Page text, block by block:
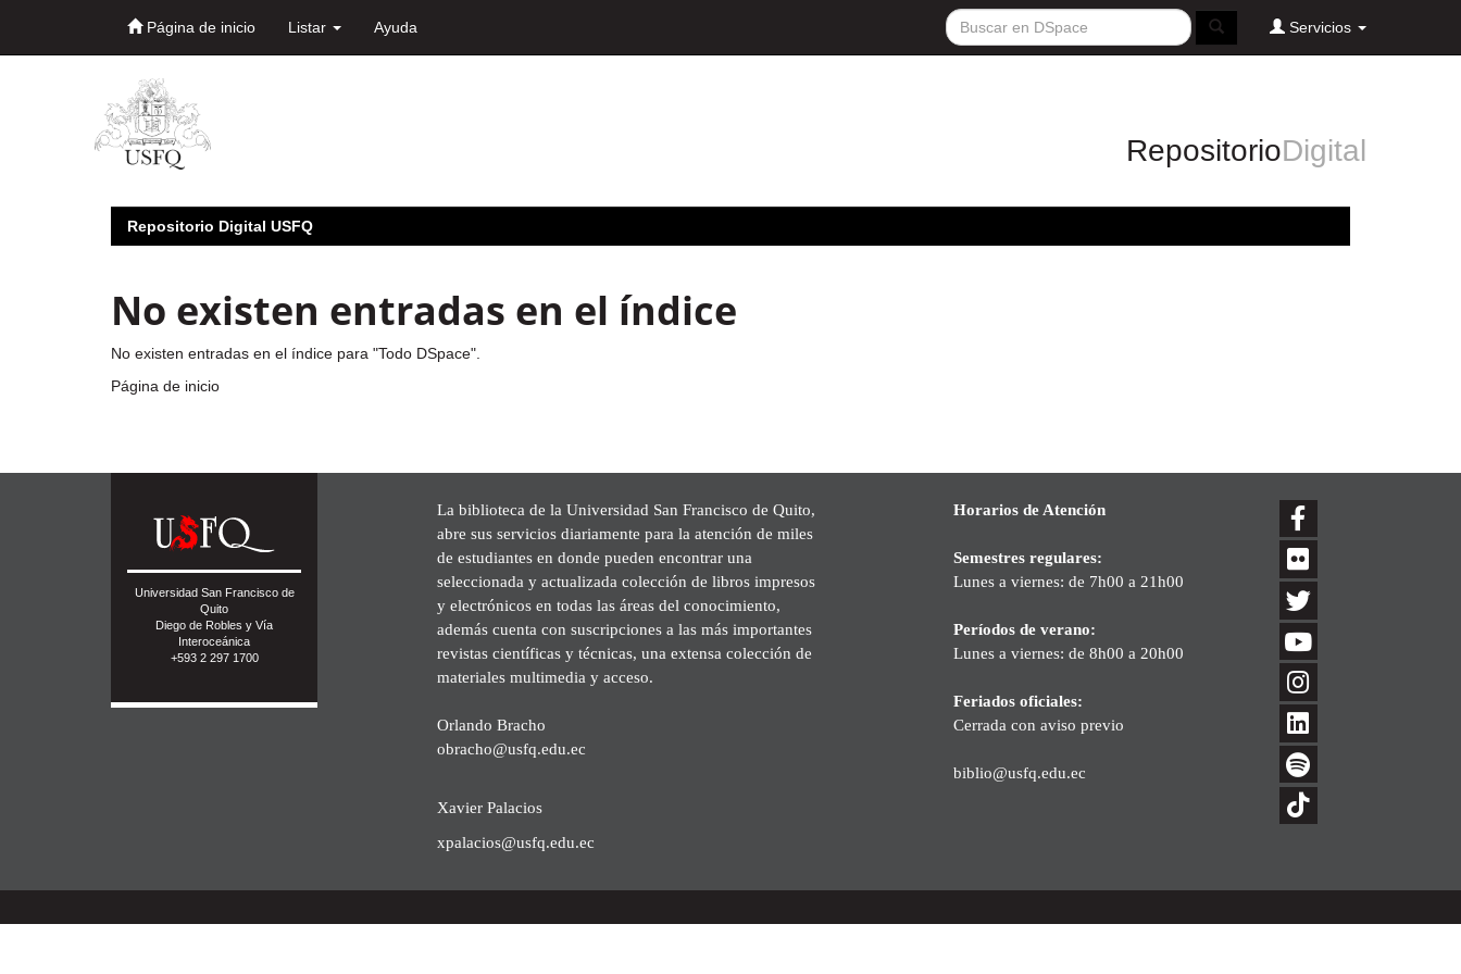
Página de inicio Listar Ayuda Servicios
RepositorioDigital
Repositorio Digital USFQ
No existen entradas en el índice
No existen entradas en el índice para "Todo DSpace".
Página de inicio
Universidad San Francisco de
Quito
Diego de Robles y Vía
Interoceánica
+593 2 297 1700
La biblioteca de la Universidad San Francisco de Quito,
abre sus servicios diariamente para la atención de miles
de estudiantes en donde pueden encontrar una
seleccionada y actualizada colección de libros impresos
y electrónicos en todas las áreas del conocimiento,
además cuenta con suscripciones a las más importantes
revistas científicas y técnicas, una extensa colección de
materiales multimedia y acceso.
Orlando Bracho
obracho@usfq.edu.ec
Xavier Palacios
xpalacios@usfq.edu.ec
Horarios de Atención
Semestres regulares:
Lunes a viernes: de 7h00 a 21h00
Períodos de verano:
Lunes a viernes: de 8h00 a 20h00
Feriados oficiales:
Cerrada con aviso previo
biblio@usfq.edu.ec